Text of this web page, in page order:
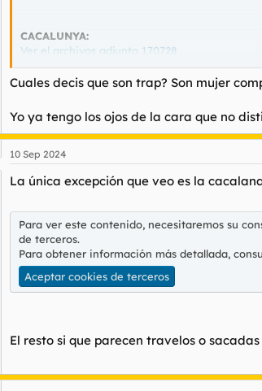
CACALUNYA:
Ver el archivos adjunto 170728
Ver el archivos adjunto 170729
ILLAS BALLEARICAS
Ver el archivos adjunto 170730
NAFARROAK
Ver el archivos adjunto 170731
GALLAECIA
Ver el archivos adjunto 170732
Ver el archivos adjunto 170733
Cuales decis que son trap? Son mujer
Yo ya tengo los ojos de la cara que no
10 Sep 2024
La única excepción que veo es la
Para ver este contenido, necesitaremos su
de terceros.
Para obtener información más detallada,
Aceptar cookies de terceros
El resto si que parecen travelos o